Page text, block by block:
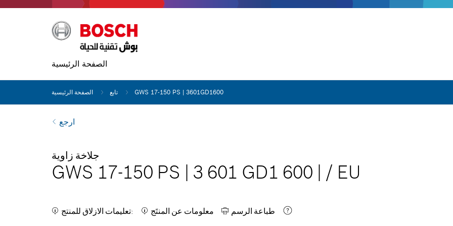
الصفحة الرئيسية
الصفحة الرئيسية تابع GWS 17-150 PS | 3601GD1600
ارجع
جلاخة زاوية
GWS 17-150 PS | 3 601 GD1 600 | / EU
تعليمات الازلاق للمنتج: معلومات عن المنتَج طباعة الرسم